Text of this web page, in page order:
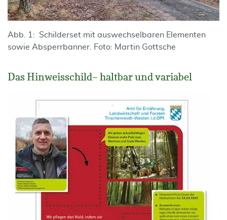
Abb. 1: Schilderset mit auswechselbaren Elementen
sowie Absperrbanner. Foto: Martin Gottsche
Das Hinweisschild– haltbar und variabel